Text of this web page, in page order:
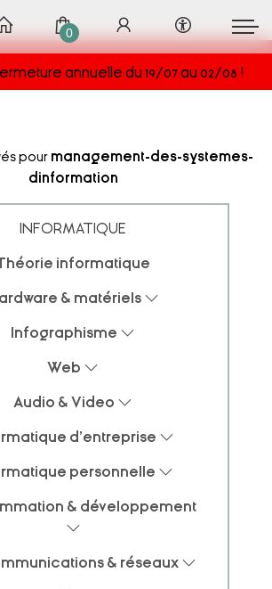
annuelle du 19/07 au 02/08 !
0
pour management-des-systemes-
dinformation
INFORMATIQUE
informatique
& matériels
Infographisme
Web
Audio & Video
d'entreprise
personnelle
& développement
& réseaux